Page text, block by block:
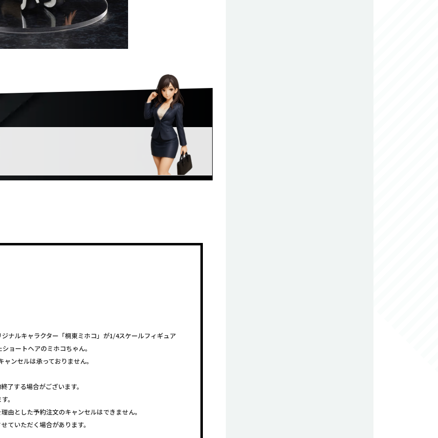
ナルキャラクター「桐東ミホコ」が1/4スケールフィギュア
ョートヘアのミホコちゃん。
ンセルは承っておりません。
了する場合がございます。
。
由とした予約注文のキャンセルはできません。
ていただく場合があります。